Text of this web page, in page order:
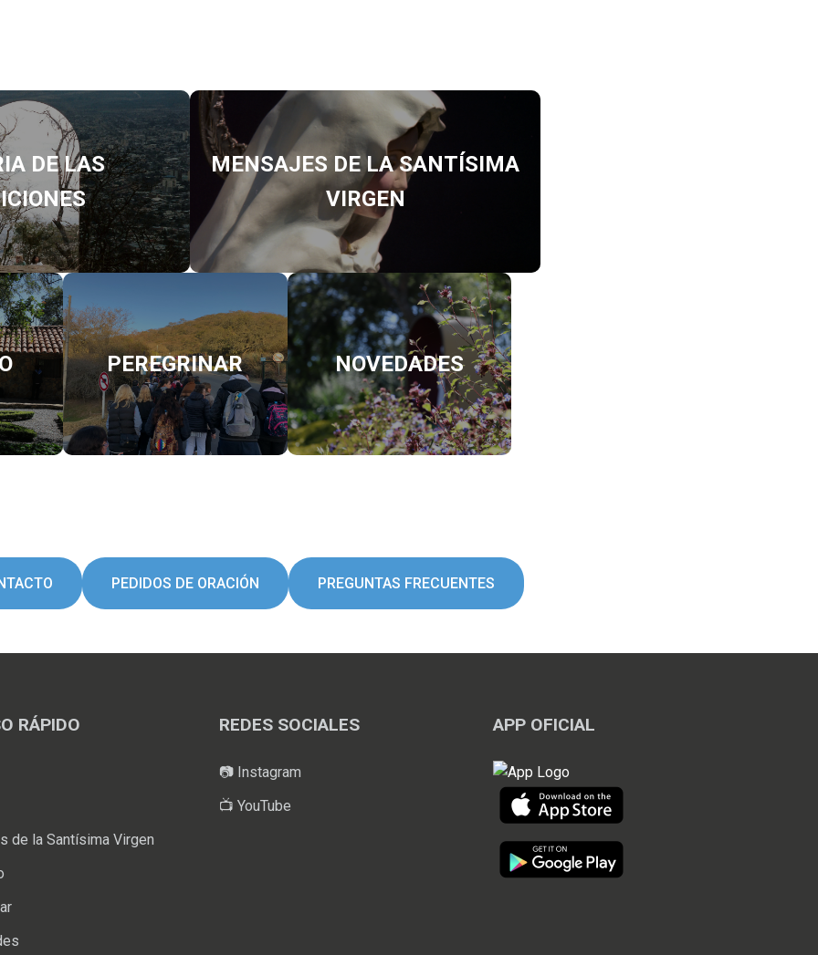
DE LAS
MENSAJES DE LA SANTÍSIMA
VIRGEN
PEREGRINAR NOVEDADES
PEDIDOS DE ORACIÓN PREGUNTAS FRECUENTES
RÁPIDO
de la Santísima Virgen
REDES SOCIALES
📷 Instagram
📺 YouTube
APP OFICIAL